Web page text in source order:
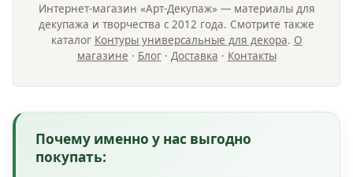
Интернет-магазин «Арт-Декупаж» — материалы для
декупажа и творчества с 2012 года. Смотрите также
каталог Контуры универсальные для декора. О
магазине · Блог· Доставка · Контакты
Почему именно у нас выгодно
покупать: